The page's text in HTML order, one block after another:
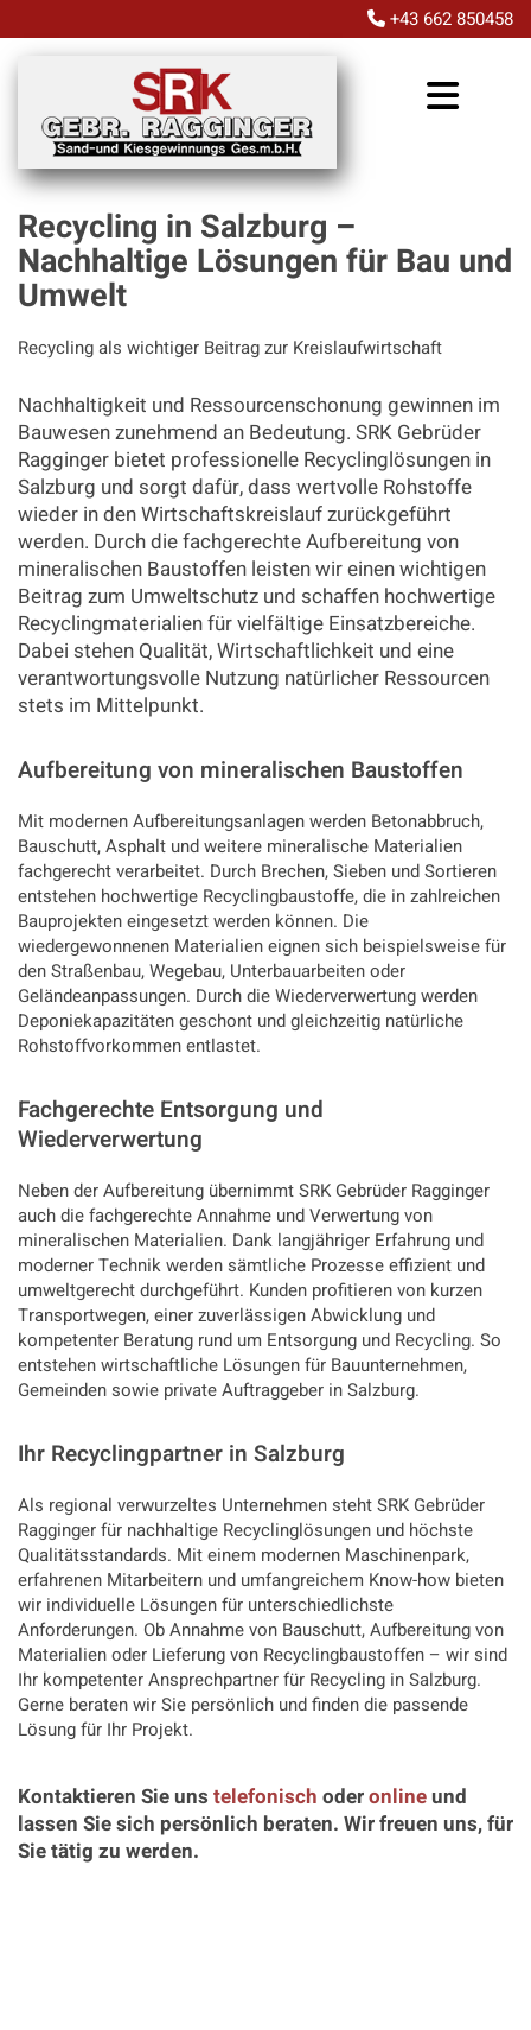
 +43 662 850458
Recycling in Salzburg –
Nachhaltige Lösungen für Bau und
Umwelt
Recycling als wichtiger Beitrag zur Kreislaufwirtschaft
Nachhaltigkeit und Ressourcenschonung gewinnen im
Bauwesen zunehmend an Bedeutung. SRK Gebrüder
Ragginger bietet professionelle Recyclinglösungen in
Salzburg und sorgt dafür, dass wertvolle Rohstoffe
wieder in den Wirtschaftskreislauf zurückgeführt
werden. Durch die fachgerechte Aufbereitung von
mineralischen Baustoffen leisten wir einen wichtigen
Beitrag zum Umweltschutz und schaffen hochwertige
Recyclingmaterialien für vielfältige Einsatzbereiche.
Dabei stehen Qualität, Wirtschaftlichkeit und eine
verantwortungsvolle Nutzung natürlicher Ressourcen
stets im Mittelpunkt.
Aufbereitung von mineralischen Baustoffen
Mit modernen Aufbereitungsanlagen werden Betonabbruch,
Bauschutt, Asphalt und weitere mineralische Materialien
fachgerecht verarbeitet. Durch Brechen, Sieben und Sortieren
entstehen hochwertige Recyclingbaustoffe, die in zahlreichen
Bauprojekten eingesetzt werden können. Die
wiedergewonnenen Materialien eignen sich beispielsweise für
den Straßenbau, Wegebau, Unterbauarbeiten oder
Geländeanpassungen. Durch die Wiederverwertung werden
Deponiekapazitäten geschont und gleichzeitig natürliche
Rohstoffvorkommen entlastet.
Fachgerechte Entsorgung und
Wiederverwertung
Neben der Aufbereitung übernimmt SRK Gebrüder Ragginger
auch die fachgerechte Annahme und Verwertung von
mineralischen Materialien. Dank langjähriger Erfahrung und
moderner Technik werden sämtliche Prozesse effizient und
umweltgerecht durchgeführt. Kunden profitieren von kurzen
Transportwegen, einer zuverlässigen Abwicklung und
kompetenter Beratung rund um Entsorgung und Recycling. So
entstehen wirtschaftliche Lösungen für Bauunternehmen,
Gemeinden sowie private Auftraggeber in Salzburg.
Ihr Recyclingpartner in Salzburg
Als regional verwurzeltes Unternehmen steht SRK Gebrüder
Ragginger für nachhaltige Recyclinglösungen und höchste
Qualitätsstandards. Mit einem modernen Maschinenpark,
erfahrenen Mitarbeitern und umfangreichem Know-how bieten
wir individuelle Lösungen für unterschiedlichste
Anforderungen. Ob Annahme von Bauschutt, Aufbereitung von
Materialien oder Lieferung von Recyclingbaustoffen – wir sind
Ihr kompetenter Ansprechpartner für Recycling in Salzburg.
Gerne beraten wir Sie persönlich und finden die passende
Lösung für Ihr Projekt.
Kontaktieren Sie uns telefonisch oderonlineund
lassen Sie sich persönlich beraten. Wir freuen uns, für
Sie tätig zu werden.